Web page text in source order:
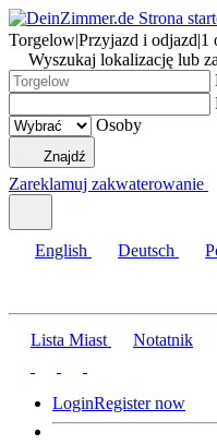
Torgelow|Przyjazd i odjazd|1
Wyszukaj lokalizację lub
Osoby
Znajdź
Zareklamuj zakwaterowanie
English Deutsch
Lista Miast Notatnik
LoginRegister now